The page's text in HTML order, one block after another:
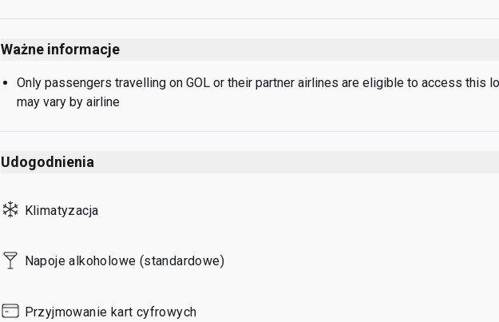
Monday
Tuesday
Wednesday
Thursday
Saturday
Ważne informacje
Only passengers travelling on GOL or their partner airlines are eligible to access this
may vary by airline
Udogodnienia
Klimatyzacja
Napoje alkoholowe (standardowe)
Przyjmowanie kart cyfrowych